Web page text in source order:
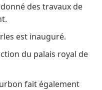
des travaux de
est inauguré.
du palais royal de
fait également